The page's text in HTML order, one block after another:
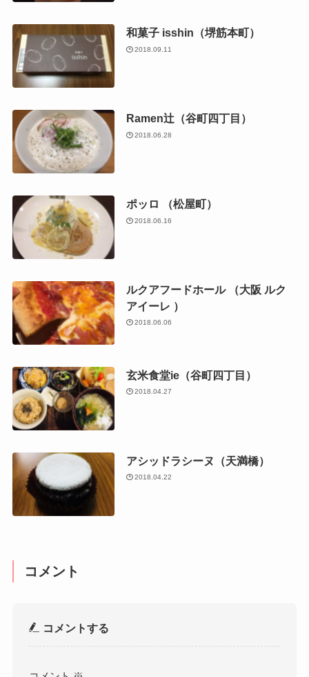
和菓子 isshin（堺筋本町）
2018.09.11
Ramen辻（谷町四丁目）
2018.06.28
ポッロ （松屋町）
2018.06.16
ルクアフードホール （大阪 ルク
アイーレ ）
2018.06.06
玄米食堂ie（谷町四丁目）
2018.04.27
アシッドラシーヌ（天満橋）
2018.04.22
コメント
コメントする